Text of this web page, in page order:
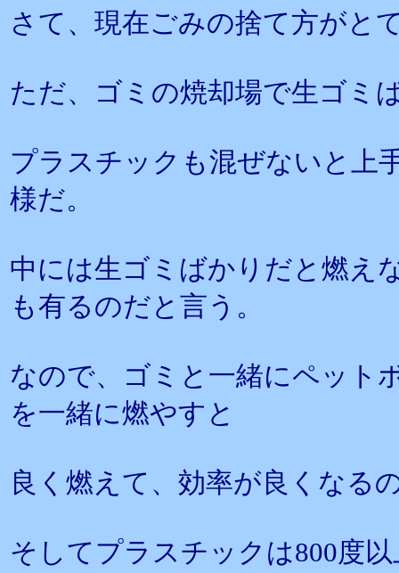
さて、現在ごみの捨て方がと
ただ、ゴミの焼却場で生ゴミ
プラスチックも混ぜないと上
様だ。
中には生ゴミばかりだと燃え
も有るのだと言う。
なので、ゴミと一緒にペット
を一緒に燃やすと
良く燃えて、効率が良くなる
そしてプラスチックは800度